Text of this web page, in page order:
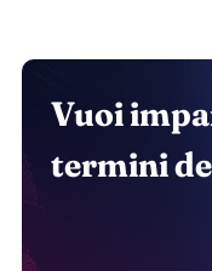
Vuoi
termini